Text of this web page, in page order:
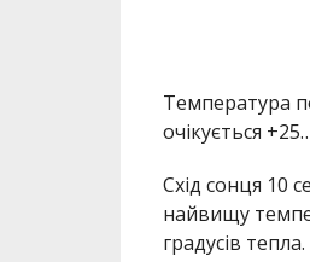
Температура
очікується
Схід сонця 10
найвищу
градусів